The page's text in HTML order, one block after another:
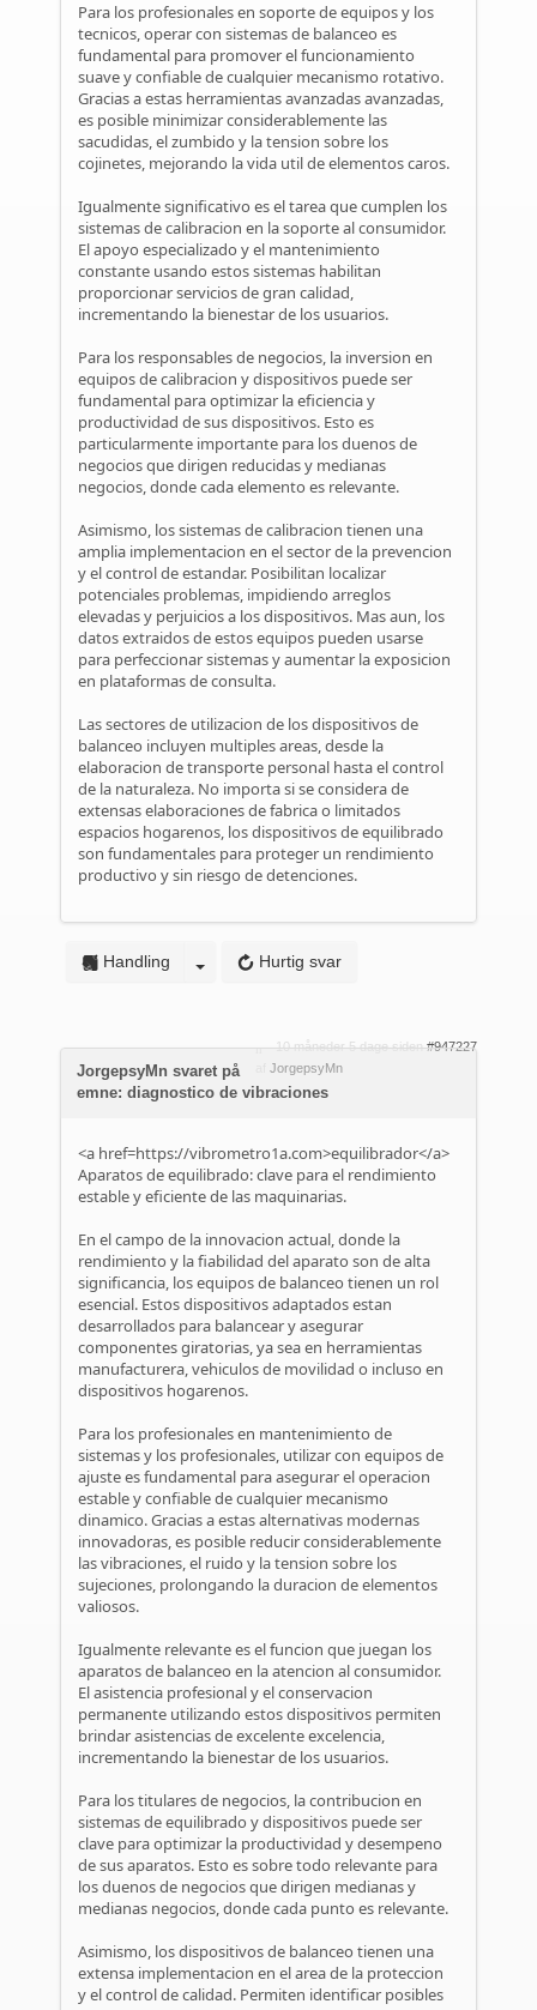
Para los profesionales en soporte de equipos y los
tecnicos, operar con sistemas de balanceo es
fundamental para promover el funcionamiento
suave y confiable de cualquier mecanismo rotativo.
Gracias a estas herramientas avanzadas avanzadas,
es posible minimizar considerablemente las
sacudidas, el zumbido y la tension sobre los
cojinetes, mejorando la vida util de elementos caros.
Igualmente significativo es el tarea que cumplen los
sistemas de calibracion en la soporte al consumidor.
El apoyo especializado y el mantenimiento
constante usando estos sistemas habilitan
proporcionar servicios de gran calidad,
incrementando la bienestar de los usuarios.
Para los responsables de negocios, la inversion en
equipos de calibracion y dispositivos puede ser
fundamental para optimizar la eficiencia y
productividad de sus dispositivos. Esto es
particularmente importante para los duenos de
negocios que dirigen reducidas y medianas
negocios, donde cada elemento es relevante.
Asimismo, los sistemas de calibracion tienen una
amplia implementacion en el sector de la prevencion
y el control de estandar. Posibilitan localizar
potenciales problemas, impidiendo arreglos
elevadas y perjuicios a los dispositivos. Mas aun, los
datos extraidos de estos equipos pueden usarse
para perfeccionar sistemas y aumentar la exposicion
en plataformas de consulta.
Las sectores de utilizacion de los dispositivos de
balanceo incluyen multiples areas, desde la
elaboracion de transporte personal hasta el control
de la naturaleza. No importa si se considera de
extensas elaboraciones de fabrica o limitados
espacios hogarenos, los dispositivos de equilibrado
son fundamentales para proteger un rendimiento
productivo y sin riesgo de detenciones.
Hurtig svar
Handling
10 måneder 5 dage siden #947227
JorgepsyMn
JorgepsyMn svaret på
emne: diagnostico de vibraciones
<a href=https://vibrometro1a.com>equilibrador</a>
Aparatos de equilibrado: clave para el rendimiento
estable y eficiente de las maquinarias.
En el campo de la innovacion actual, donde la
rendimiento y la fiabilidad del aparato son de alta
significancia, los equipos de balanceo tienen un rol
esencial. Estos dispositivos adaptados estan
desarrollados para balancear y asegurar
componentes giratorias, ya sea en herramientas
manufacturera, vehiculos de movilidad o incluso en
dispositivos hogarenos.
Para los profesionales en mantenimiento de
sistemas y los profesionales, utilizar con equipos de
ajuste es fundamental para asegurar el operacion
estable y confiable de cualquier mecanismo
dinamico. Gracias a estas alternativas modernas
innovadoras, es posible reducir considerablemente
las vibraciones, el ruido y la tension sobre los
sujeciones, prolongando la duracion de elementos
valiosos.
Igualmente relevante es el funcion que juegan los
aparatos de balanceo en la atencion al consumidor.
El asistencia profesional y el conservacion
permanente utilizando estos dispositivos permiten
brindar asistencias de excelente excelencia,
incrementando la bienestar de los usuarios.
Para los titulares de negocios, la contribucion en
sistemas de equilibrado y dispositivos puede ser
clave para optimizar la productividad y desempeno
de sus aparatos. Esto es sobre todo relevante para
los duenos de negocios que dirigen medianas y
medianas negocios, donde cada punto es relevante.
Asimismo, los dispositivos de balanceo tienen una
extensa implementacion en el area de la proteccion
y el control de calidad. Permiten identificar posibles